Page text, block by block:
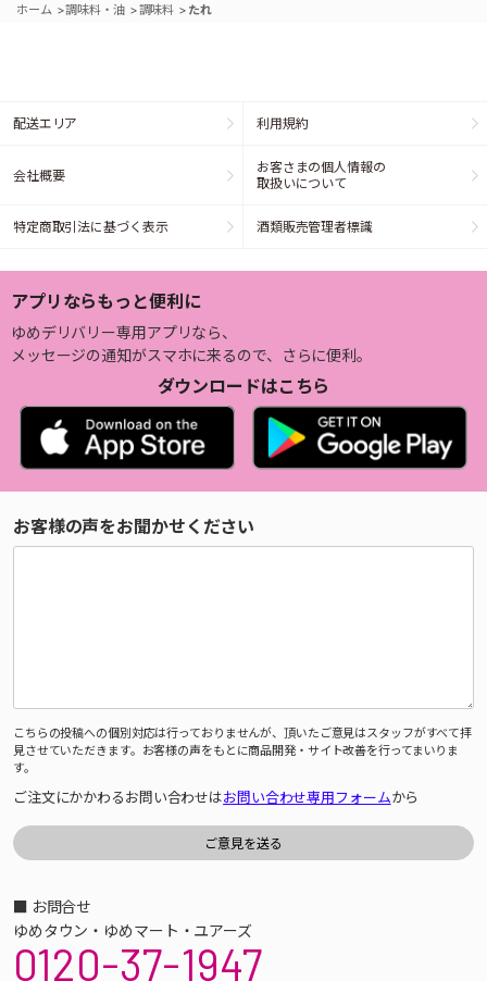
ホーム >調味料・油 >調味料 > たれ
配送エリア 利用規約
会社概要
お客さまの個人情報の
取扱いについて
特定商取引法に基づく表示 酒類販売管理者標識
アプリならもっと便利に
ゆめデリバリー専用アプリなら、
メッセージの通知がスマホに来るので、さらに便利。
ダウンロードはこちら
お客様の声をお聞かせください
こちらの投稿への個別対応は行っておりませんが、頂いたご意見はスタッフがすべて拝
見させていただきます。お客様の声をもとに商品開発・サイト改善を行ってまいりま
す。
ご注文にかかわるお問い合わせはお問い合わせ専用フォームから
■ お問合せ
ゆめタウン・ゆめマート・ユアーズ
0120-37-1947